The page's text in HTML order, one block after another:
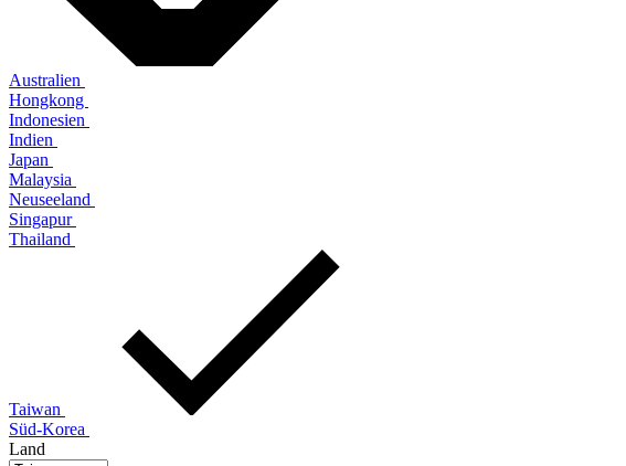
Australien
Hongkong
Indonesien
Indien
Japan
Malaysia
Neuseeland
Singapur
Thailand
Taiwan
Süd-Korea
Land